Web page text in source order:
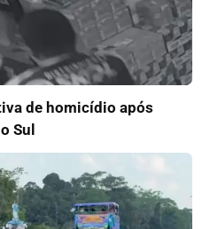
de homicídio após
Sul